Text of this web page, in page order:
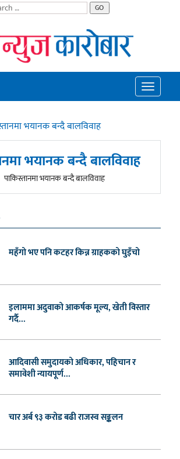
GO
Toggle
भयानक बन्दै बालविवाह
भयानक बन्दै बालविवाह
महँगो भए पनि कटहर किन्न ग्राहकको घुइँचो
इलाममा अदुवाको आकर्षक मूल्य, खेती विस्तार
गर्दै...
आदिवासी समुदायको अधिकार, पहिचान र
समावेशी न्यायपूर्ण...
चार अर्ब ९३ करोड बढी राजस्व सङ्कलन